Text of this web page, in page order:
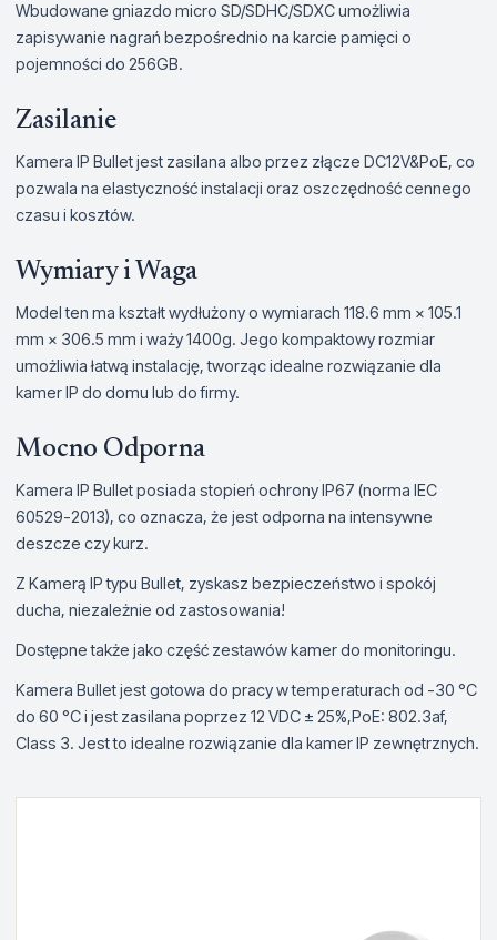
Wbudowane gniazdo micro SD/SDHC/SDXC umożliwia
zapisywanie nagrań bezpośrednio na karcie pamięci o
pojemności do 256GB.
Zasilanie
Kamera IP Bullet jest zasilana albo przez złącze DC12V&PoE, co
pozwala na elastyczność instalacji oraz oszczędność cennego
czasu i kosztów.
Wymiary i Waga
Model ten ma kształt wydłużony o wymiarach 118.6 mm × 105.1
mm × 306.5 mm i waży 1400g. Jego kompaktowy rozmiar
umożliwia łatwą instalację, tworząc idealne rozwiązanie dla
kamer IP do domu lub do firmy.
Mocno Odporna
Kamera IP Bullet posiada stopień ochrony IP67 (norma IEC
60529-2013), co oznacza, że jest odporna na intensywne
deszcze czy kurz.
Z Kamerą IP typu Bullet, zyskasz bezpieczeństwo i spokój
ducha, niezależnie od zastosowania!
Dostępne także jako część zestawów kamer do monitoringu.
Kamera Bullet jest gotowa do pracy w temperaturach od -30 °C
do 60 °C i jest zasilana poprzez 12 VDC ± 25%,PoE: 802.3af,
Class 3. Jest to idealne rozwiązanie dla kamer IP zewnętrznych.